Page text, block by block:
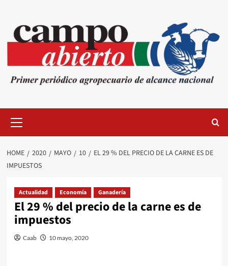
content
Menu
HOME 2020 MAYO 10
EL 29 % DEL PRECIO DE LA CARNE ES DE
IMPUESTOS
Actualidad Economía Ganadería
El 29 % del precio de la carne es de
impuestos
Caab 10 mayo, 2020